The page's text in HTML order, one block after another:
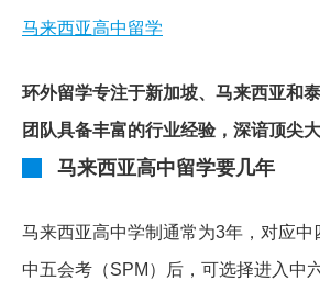
马来西亚高中留学
环外留学专注于新加坡、马来西亚和
团队具备丰富的行业经验，深谙顶尖
马来西亚高中留学要几年
马来西亚高中学制通常为3年，对应
中五会考（SPM）后，可选择进入中